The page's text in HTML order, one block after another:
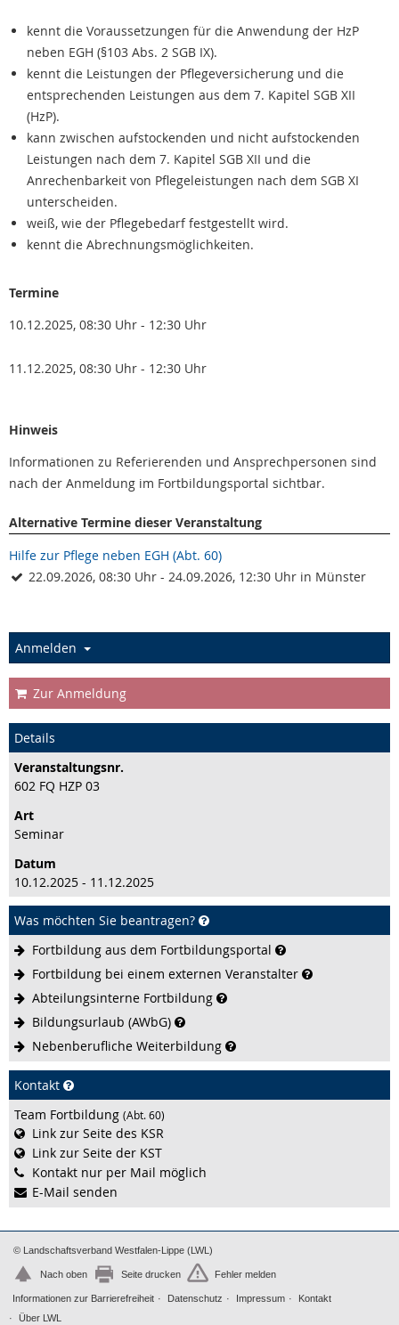
kennt die Voraussetzungen für die Anwendung der HzP
neben EGH (§103 Abs. 2 SGB IX).
kennt die Leistungen der Pflegeversicherung und die
entsprechenden Leistungen aus dem 7. Kapitel SGB XII
(HzP).
kann zwischen aufstockenden und nicht aufstockenden
Leistungen nach dem 7. Kapitel SGB XII und die
Anrechenbarkeit von Pflegeleistungen nach dem SGB XI
unterscheiden.
weiß, wie der Pflegebedarf festgestellt wird.
kennt die Abrechnungsmöglichkeiten.
Termine
10.12.2025, 08:30 Uhr - 12:30 Uhr
11.12.2025, 08:30 Uhr - 12:30 Uhr
Hinweis
Informationen zu Referierenden und Ansprechpersonen sind
nach der Anmeldung im Fortbildungsportal sichtbar.
Alternative Termine dieser Veranstaltung
Hilfe zur Pflege neben EGH (Abt. 60)
22.09.2026, 08:30 Uhr - 24.09.2026, 12:30 Uhr in Münster
Anmelden
Zur Anmeldung
Details
Veranstaltungs­nr.
602 FQ HZP 03
Art
Seminar
Datum
10.12.2025 - 11.12.2025
Was möchten Sie beantragen?
Fortbildung aus dem Fortbildungsportal
Fortbildung bei einem externen Veranstalter
Abteilungsinterne Fortbildung
Bildungsurlaub (AWbG)
Nebenberufliche Weiterbildung
Kontakt
Team Fortbildung (Abt. 60)
Link zur Seite des KSR
Link zur Seite der KST
Kontakt nur per Mail möglich
E-Mail senden
© Landschaftsverband Westfalen-Lippe (LWL)
Nach oben Seite drucken Fehler melden
Informationen zur Barrierefreiheit Datenschutz Impressum
Kontakt
Über LWL